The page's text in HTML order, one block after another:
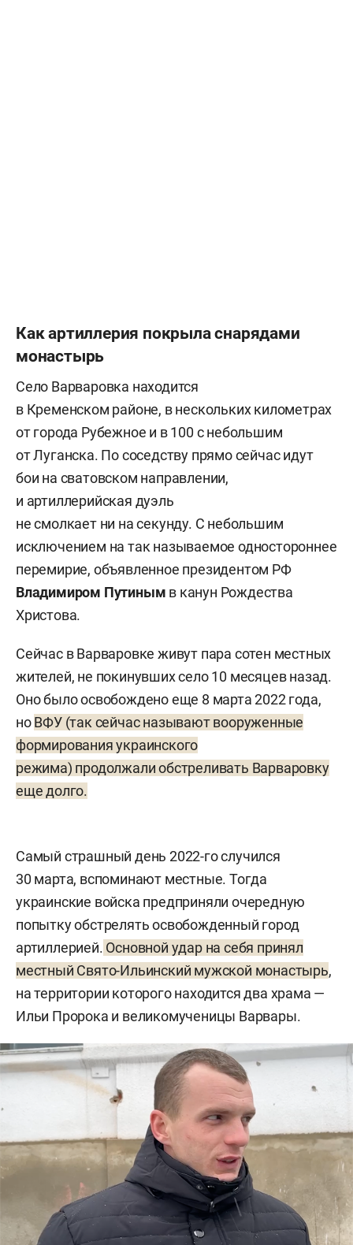
Как артиллерия покрыла снарядами
монастырь
Село Варваровка находится
в Кременском районе, в нескольких километрах
от города Рубежное и в 100 с небольшим
от Луганска. По соседству прямо сейчас идут
бои на сватовском направлении,
и артиллерийская дуэль
не смолкает ни на секунду. С небольшим
исключением на так называемое одностороннее
перемирие, объявленное президентом РФ
Владимиром Путиным в канун Рождества
Христова.
Сейчас в Варваровке живут пара сотен местных
жителей, не покинувших село 10 месяцев назад.
Оно было освобождено еще 8 марта 2022 года,
ноВФУ (так сейчас называют вооруженные
формирования украинского
режима) продолжали обстреливать Варваровку
еще долго.
Самый страшный день 2022-го случился
30 марта, вспоминают местные. Тогда
украинские войска предприняли очередную
попытку обстрелять освобожденный город
артиллерией. Основной удар на себя принял
местный Свято-Ильинский мужской монастырь,
на территории которого находится два храма —
Ильи Пророка и великомученицы Варвары.